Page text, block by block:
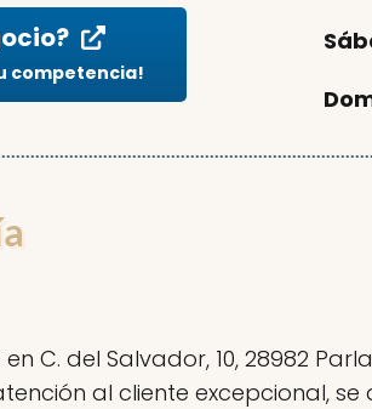
competencia!
C. del Salvador, 10, 28982
al cliente excepcional,